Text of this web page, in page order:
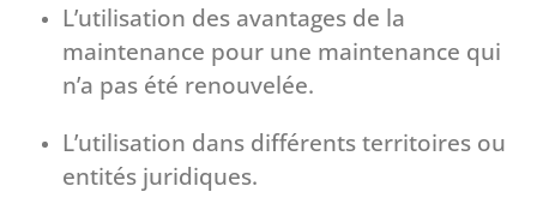
L’utilisation des avantages de la
maintenance pour une maintenance qui
n’a pas été renouvelée.
L’utilisation dans différents territoires ou
entités juridiques.